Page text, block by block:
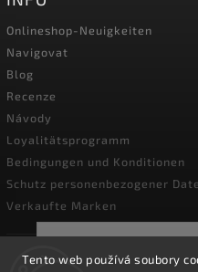
Tento web používá soubory
Unternehmen wegen
Onlineshop-Neuigkeiten
Navigovat
Blog
Recenze
Návody
Loyalitätsprogramm
Bedingungen und Konditionen
Schutz personenbezogener
Verkaufte Marken